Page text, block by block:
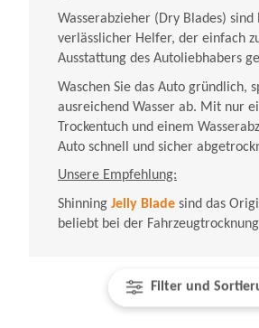
Filter und
Wasserabzieher (Dry Blades)
verlässlicher Helfer, der einfach
Ausstattung des Autoliebhabers
Waschen Sie das Auto gründlich,
ausreichend Wasser ab. Mit nur
Trockentuch und einem
Auto schnell und sicher
Unsere Empfehlung:
Shinning Jelly Blade sind das
beliebt bei der